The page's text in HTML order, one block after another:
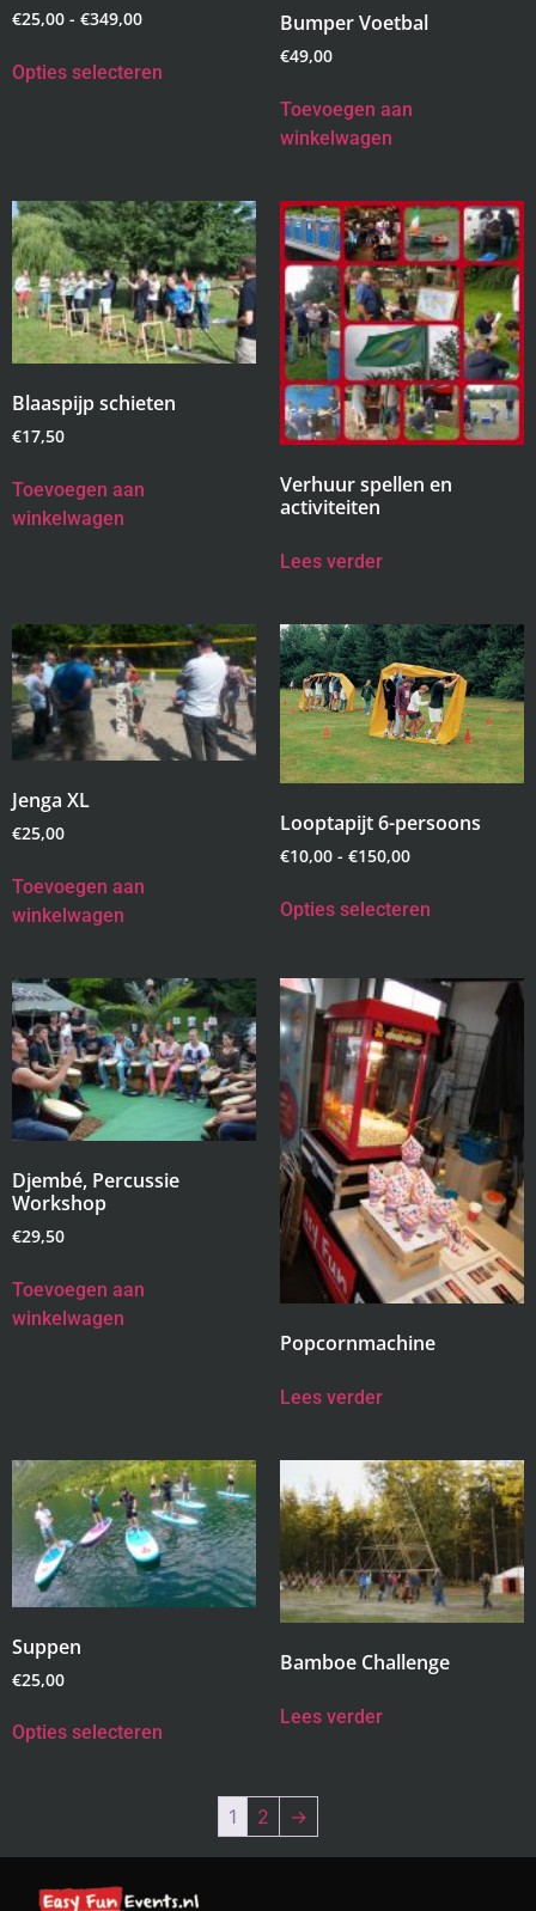
€25,00 - €349,00
Opties selecteren
Bumper Voetbal
€49,00
Toevoegen aan
winkelwagen
Blaaspijp schieten
€17,50
Toevoegen aan
winkelwagen
Verhuur spellen en
activiteiten
Lees verder
Jenga XL
€25,00
Toevoegen aan
winkelwagen
Looptapijt 6-persoons
€10,00 - €150,00
Opties selecteren
Djembé, Percussie
Workshop
€29,50
Toevoegen aan
winkelwagen
Popcornmachine
Lees verder
Suppen
€25,00
Opties selecteren
Bamboe Challenge
Lees verder
1 2 →